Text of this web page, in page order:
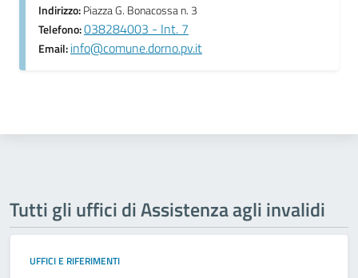
Indirizzo:Piazza G. Bonacossa n. 3
Telefono:038284003 - Int. 7
Email:info@comune.dorno.pv.it
Tutti gli uffici di Assistenza agli invalidi
UFFICI E RIFERIMENTI